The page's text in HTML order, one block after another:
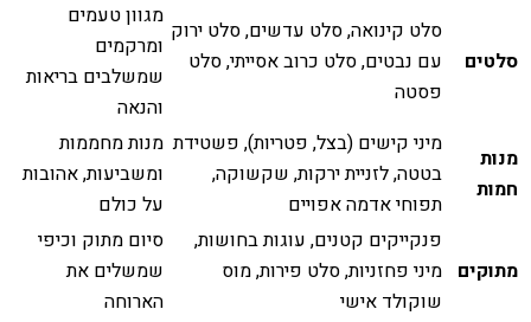
סלטים
סלט קינואה, סלט עדשים, סלט ירוק
עם נבטים, סלט כרוב אסייתי, סלט
פסטה
מגוון טעמים
ומרקמים
שמשלבים בריאות
והנאה
מנות
חמות
מיני קישים (בצל, פטריות), פשטידת
בטטה, לזניית ירקות, שקשוקה,
תפוחי אדמה אפויים
מנות מחממות
ומשביעות, אהובות
על כולם
מתוקים
פנקייקים קטנים, עוגות בחושות,
מיני פחזניות, סלט פירות, מוס
שוקולד אישי
סיום מתוק וכיפי
שמשלים את
הארוחה